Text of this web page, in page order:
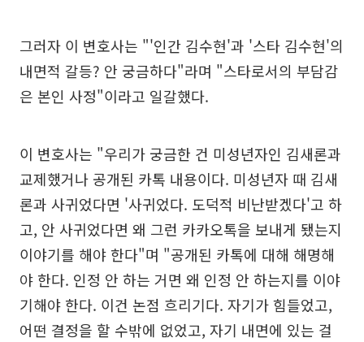
그러자 이 변호사는 "'인간 김수현'과 '스타 김수현'의
내면적 갈등? 안 궁금하다"라며 "스타로서의 부담감
은 본인 사정"이라고 일갈했다.
이 변호사는 "우리가 궁금한 건 미성년자인 김새론과
교제했거나 공개된 카톡 내용이다. 미성년자 때 김새
론과 사귀었다면 '사귀었다. 도덕적 비난받겠다'고 하
고, 안 사귀었다면 왜 그런 카카오톡을 보내게 됐는지
이야기를 해야 한다"며 "공개된 카톡에 대해 해명해
야 한다. 인정 안 하는 거면 왜 인정 안 하는지를 이야
기해야 한다. 이건 논점 흐리기다. 자기가 힘들었고,
어떤 결정을 할 수밖에 없었고, 자기 내면에 있는 걸